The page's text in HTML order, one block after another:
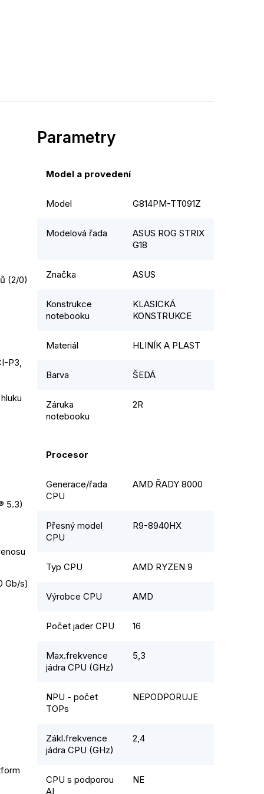
(2/0)
P3,
5.3)
Gb/s)
Parametry
Model a provedení
Model G814PM-TT091Z
Modelová řada
ASUS ROG STRIX
G18
Značka ASUS
Konstrukce
notebooku
KLASICKÁ
KONSTRUKCE
Materiál HLINÍK A PLAST
Barva ŠEDÁ
Záruka
notebooku
2R
Procesor
Generace/řada
CPU
AMD ŘADY 8000
Přesný model
CPU
R9-8940HX
Typ CPU AMD RYZEN 9
Výrobce CPU AMD
Počet jader CPU 16
Max.frekvence
jádra CPU (GHz)
5,3
NPU - počet
TOPs
NEPODPORUJE
Zákl.frekvence
jádra CPU (GHz)
2,4
CPU s podporou
AI
NE